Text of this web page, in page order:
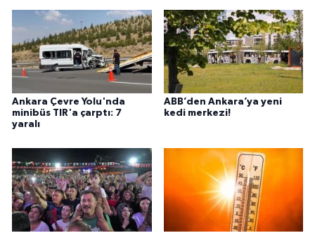
Ankara Çevre Yolu'nda
minibüs TIR'a çarptı: 7
yaralı
ABB’den Ankara’ya yeni
kedi merkezi!